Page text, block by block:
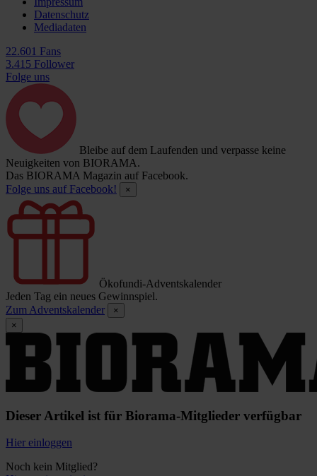
Datenschutz
Mediadaten
22.601 Fans
3.415 Follower
Folge uns
Bleibe auf dem Laufenden und verpasse keine
Neuigkeiten von BIORAMA.
Das BIORAMA Magazin auf Facebook.
Folge uns auf Facebook!
×
Ökofundi-Adventskalender
Jeden Tag ein neues Gewinnspiel.
Zum Adventskalender
×
×
Dieser Artikel ist für Biorama-Mitglieder verfügbar
Hier einloggen
Noch kein Mitglied?